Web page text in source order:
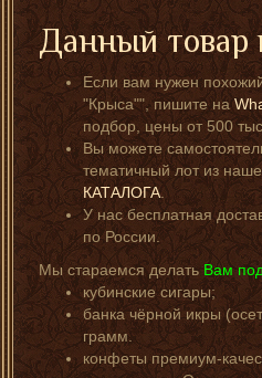
Данный товар
Если вам нужен
"Крыса"", пишите на
подбор, цены от 500
Вы можете
тематичный лот из
КАТАЛОГА.
У нас бесплатная
по России.
Мы стараемся делатьВам
кубинские сигары;
банка чёрной икры
грамм.
конфеты премиум-